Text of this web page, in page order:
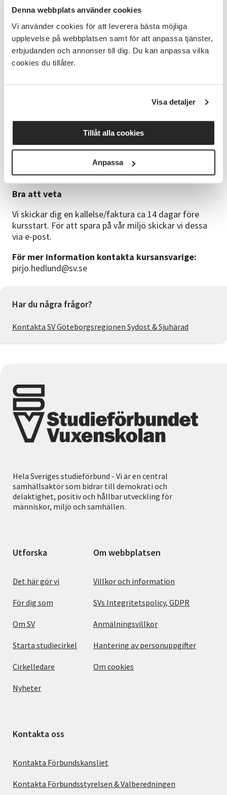
Denna webbplats använder cookies
Vi använder cookies för att leverera bästa möjliga
upplevelse på webbplatsen samt för att anpassa tjänster,
erbjudanden och annonser till dig. Du kan anpassa vilka
cookies du tillåter.
Visa detaljer
Tillåt alla cookies
Anpassa
att träna på att skriva många ord och meningar.
Material
Bok Caminando 1, 4:e upplagan ingår i kursavgiften.
Säg till vid anmälan om du har egen bok.
Plats
Studieförbundet Vuxenskolan, Allégatan 59 (ingång
bredvid Swedbank)
LedarenRosario Chumpitaz Ventura
Bra att veta
Vi skickar dig en kallelse/faktura ca 14 dagar före
kursstart. För att spara på vår miljö skickar vi dessa
via e-post.
För mer information kontakta kursansvarige:
pirjo.hedlund@sv.se
Har du några frågor?
Kontakta SV Göteborgsregionen Sydost & Sjuhärad
Hela Sveriges studieförbund - Vi är en central
samhällsaktör som bidrar till demokrati och
delaktighet, positiv och hållbar utveckling för
människor, miljö och samhällen.
Utforska
Det här gör vi
För dig som
Om SV
Starta studiecirkel
Cirkelledare
Nyheter
Om webbplatsen
Villkor och information
SVs Integritetspolicy, GDPR
Anmälningsvillkor
Hantering av personuppgifter
Om cookies
Kontakta oss
Kontakta Förbundskansliet
Kontakta Förbundsstyrelsen & Valberedningen